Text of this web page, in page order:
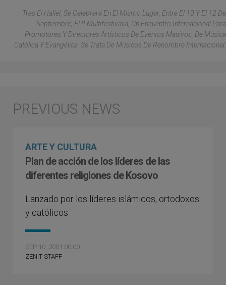
Tras El Hallel, Se Celebrará En El Mismo Lugar, Entre El 10 Y El 12 De
Septiembre, El II Multifestivalia, Un Encuentro Internacional Para
Promotores Y Directores Artísticos De Eventos Masivos, De Música
Católica Y Evangélica. Se Trata De Músicos De Renombre Internacional.
ARTE Y CULTURA
Plan de acción de los líderes de las
diferentes religiones de Kosovo
Lanzado por los líderes islámicos, ortodoxos
y católicos
SEP 10, 2001 00:00
ZENIT STAFF